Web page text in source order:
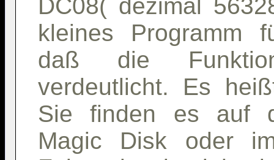
DC08( dezimal
kleines Programm
daß die
verdeutlicht. Es
Sie finden es auf
Magic Disk oder